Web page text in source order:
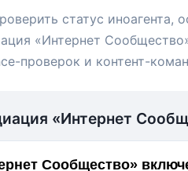
статус иноагента,
«Интернет
проверок и контент-
«Интернет
Сообщество»